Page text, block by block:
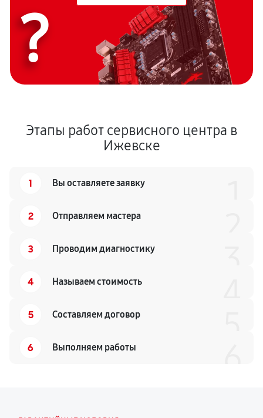
?
Этапы работ сервисного центра в
Ижевске
1 Вы оставляете заявку
2 Отправляем мастера
3 Проводим диагностику
4 Называем стоимость
5 Составляем договор
6 Выполняем работы